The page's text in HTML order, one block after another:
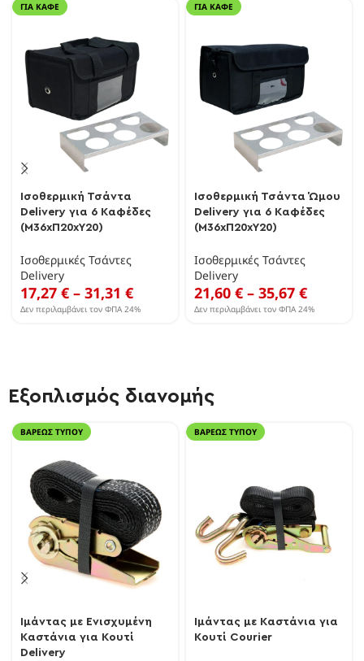
ΓΙΑ ΚΑΦΈ
Ισοθερμική Τσάντα
Delivery για 6 Καφέδες
(Μ36xΠ20xΥ20)
Ισοθερμικές Τσάντες
Delivery
17,27 € – 31,31 €
Δεν περιλαμβάνει τον ΦΠΑ 24%
ΓΙΑ ΚΑΦΈ
Ισοθερμική Τσάντα Ώμου
Delivery για 6 Καφέδες
(Μ36xΠ20xΥ20)
Ισοθερμικές Τσάντες
Delivery
21,60 € – 35,67 €
Δεν περιλαμβάνει τον ΦΠΑ 24%
Εξοπλισμός διανομής
ΒΑΡΈΩΣ ΤΎΠΟΥ
Ιμάντας με Ενισχυμένη
Καστάνια για Κουτί
Delivery
ΒΑΡΈΩΣ ΤΎΠΟΥ
Ιμάντας με Καστάνια για
Κουτί Courier